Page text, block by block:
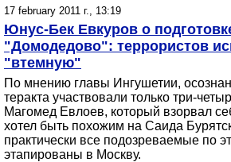
17 february 2011 г., 13:19
Юнус-Бек Евкуров о
"Домодедово": террористов
"втемную"
По мнению главы Ингушетии,
теракта участвовали только три-
Магомед Евлоев, который взорвал
хотел быть похожим на Саида
практически все подозреваемые по
этапированы в Москву.